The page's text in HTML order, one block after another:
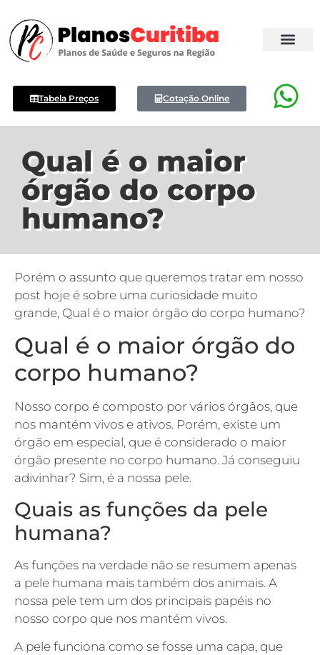
Tabela Preços Cotação Online
Qual é o maior
órgão do corpo
humano?
Porém o assunto que queremos tratar em nosso
post hoje é sobre uma curiosidade muito
grande, Qual é o maior órgão do corpo humano?
Qual é o maior órgão do
corpo humano?
Nosso corpo é composto por vários órgãos, que
nos mantém vivos e ativos. Porém, existe um
órgão em especial, que é considerado o maior
órgão presente no corpo humano. Já conseguiu
adivinhar? Sim, é a nossa pele.
Quais as funções da pele
humana?
As funções na verdade não se resumem apenas
a pele humana mais também dos animais. A
nossa pele tem um dos principais papéis no
nosso corpo que nos mantém vivos.
A pele funciona como se fosse uma capa, que